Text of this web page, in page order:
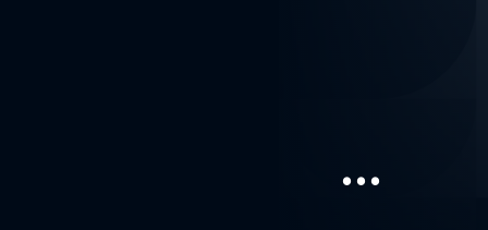
...